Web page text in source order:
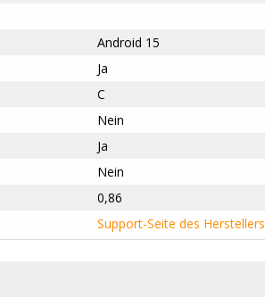
Android 15
Ja
C
Nein
Ja
Nein
0,86
Support-Seite des Herstellers